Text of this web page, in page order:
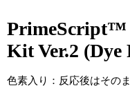
PCR・等温増幅
リアルタイムPCR（
装置・ソフトウェア
抗体検索サイト
リアルタイムPCR（インタ
PrimeScript™
Kit Ver.2 (Dye
色素入り：反応後はその